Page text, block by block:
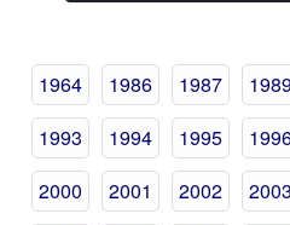
1964 1986 1987
1993
1994 1995
2000
2001 2002 2003